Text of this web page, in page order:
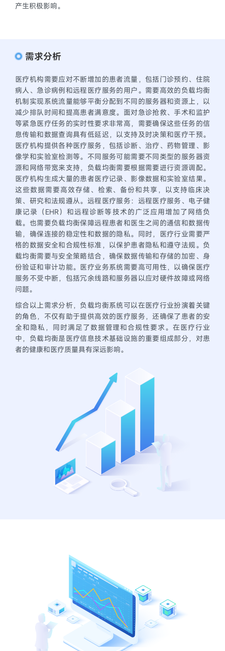
产生积极影响。
需求分析
医疗机构需要应对不断增加的患者流量，包括门诊预约、住院
病人、急诊病例和远程医疗服务的用户。需要高效的负载均衡
机制实现系统流量能够平衡分配到不同的服务器和资源上，以
减少排队时间和提高患者满意度。面对急诊抢救、手术和监护
等紧急医疗任务的实时性要求非常高，需要确保这些任务的信
息传输和数据查询具有低延迟，以支持及时决策和医疗干预。
医疗机构提供各种医疗服务，包括诊断、治疗、药物管理、影
像学和实验室检测等。不同服务可能需要不同类型的服务器资
源和网络带宽来支持，负载均衡需要根据需要进行资源调配。
医疗机构生成大量的患者医疗记录、影像数据和实验室结果。
这些数据需要高效存储、检索、备份和共享，以支持临床决
策、研究和法规遵从。远程医疗服务：远程医疗服务、电子健
康记录（EHR）和远程诊断等技术的广泛应用增加了网络负
载。也需要负载均衡保障远程患者和医生之间的通信和数据传
输，确保连接的稳定性和数据的隐私。同时，医疗行业需要严
格的数据安全和合规性标准，以保护患者隐私和遵守法规。负
载均衡需要与安全策略结合，确保数据传输和存储的加密、身
份验证和审计功能。医疗业务系统需要高可用性，以确保医疗
服务不受中断，包括冗余线路和服务器以应对硬件故障或网络
问题。
综合以上需求分析，负载均衡系统可以在医疗行业扮演着关键
的角色，不仅有助于提供高效的医疗服务，还确保了患者的安
全和隐私，同时满足了数据管理和合规性要求。在医疗行业
中，负载均衡是医疗信息技术基础设施的重要组成部分，对患
者的健康和医疗质量具有深远影响。